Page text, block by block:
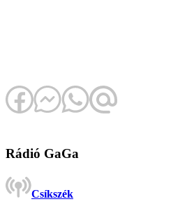
Rádió GaGa
Csíkszék